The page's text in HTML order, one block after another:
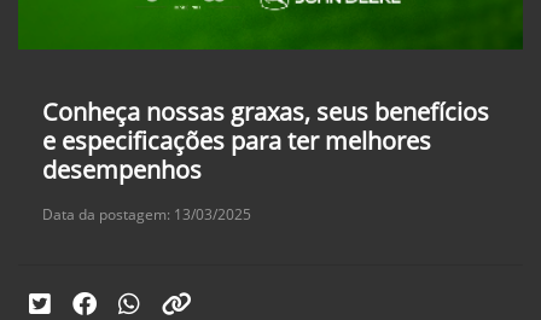
Conheça nossas graxas, seus benefícios
e especificações para ter melhores
desempenhos
Data da postagem: 13/03/2025